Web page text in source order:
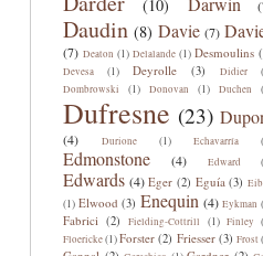
(10)
Daudin (8) Davie (7)
(7) Deaton (1) Delalande (1) Desmoulins
Devesa (1) Deyrolle (3) Didier
Dombrowski (1) Donovan (1) Duchen
Dufresne (23)
(4) Durione (1) Echavarría
Edmonstone (4) Edward
Edwards (4) Eger (2) Eguía (3)
(1) Elwood (3) Enequin (4) Eykman
Fabrici (2) Fielding-Cottrill (1) Finley
Floericke(1)Forster (2) Friesser (3) Frost